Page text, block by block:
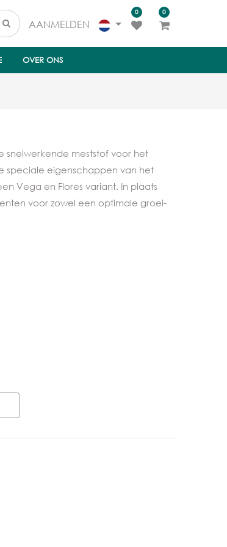
AANMELDEN
0 0
OVER ONS
snelwerkende meststof voor het
speciale eigenschappen van het
Vega en Flores variant. In plaats
voor zowel een optimale groei-